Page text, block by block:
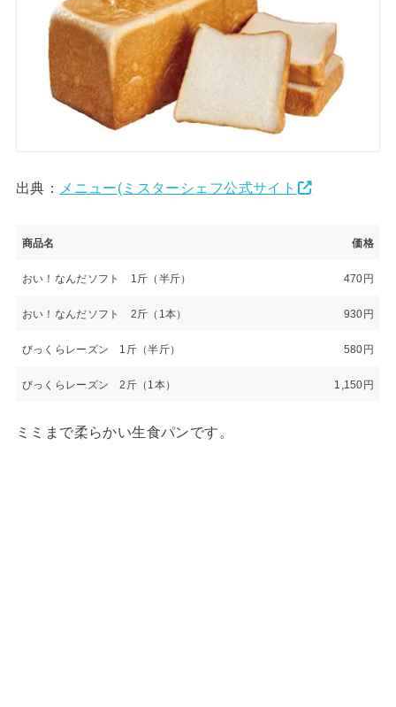
出典： メニュー(ミスターシェフ公式サイト
商品名 価格
おい！なんだソフト 1斤（半斤） 470円
おい！なんだソフト 2斤（1本） 930円
びっくらレーズン 1斤（半斤） 580円
びっくらレーズン 2斤（1本） 1,150円
ミミまで柔らかい生食パンです。